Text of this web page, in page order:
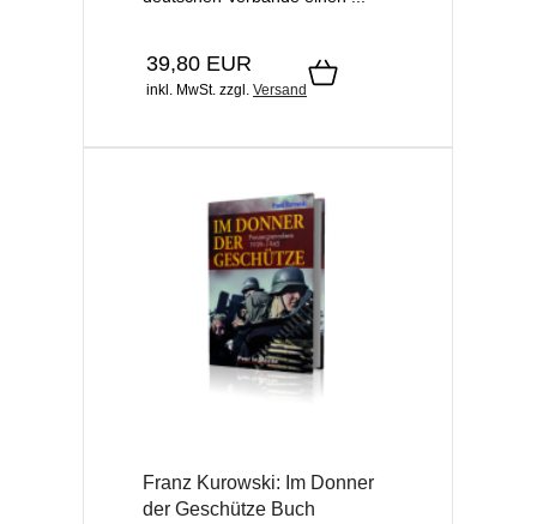
39,80 EUR
inkl. MwSt. zzgl. Versand
Franz Kurowski: Im Donner
der Geschütze Buch